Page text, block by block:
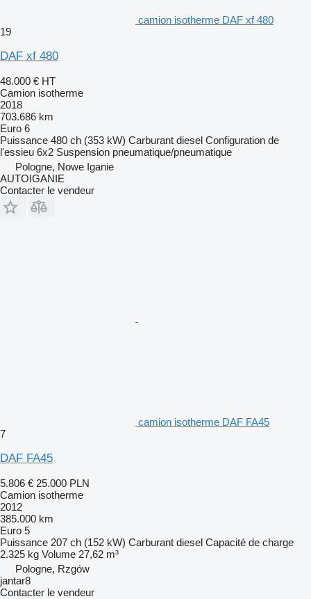
camion isotherme DAF xf 480
19
DAF xf 480
48.000 € HT
Camion isotherme
2018
703.686 km
Euro 6
Puissance 480 ch (353 kW) Carburant diesel Configuration de
l'essieu 6x2 Suspension pneumatique/pneumatique
Pologne, Nowe Iganie
AUTOIGANIE
Contacter le vendeur
camion isotherme DAF FA45
7
DAF FA45
5.806 € 25.000 PLN
Camion isotherme
2012
385.000 km
Euro 5
Puissance 207 ch (152 kW) Carburant diesel Capacité de charge
2.325 kg Volume 27,62 m³
Pologne, Rzgów
jantar8
Contacter le vendeur